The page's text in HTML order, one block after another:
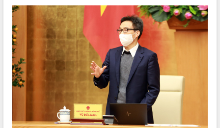
cách mạng
Rà soát, hoàn thiện hệ thống thiết chế
văn hóa, thể thao đáp ứng yêu cầu
phát triển mới
Thường trực HĐND tỉnh Đắk Lắk gặp
mặt Đoàn chuyên gia y tế TP. Hồ Chí
Minh
Lễ truy điệu và an táng hài cốt liệt sĩ
tại Nghĩa trang Liệt sĩ xã Sơn Hòa
Bàn giải pháp tháo gỡ khó khăn trong
xuất khẩu sầu riêng và triển khai quy
định EUDR
LIÊN KẾT WEB
THỐNG KÊ TRUY CẬP
Hôm nay: